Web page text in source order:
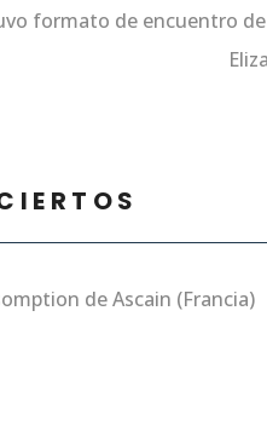
formato de encuentro
de Ascain (Francia)